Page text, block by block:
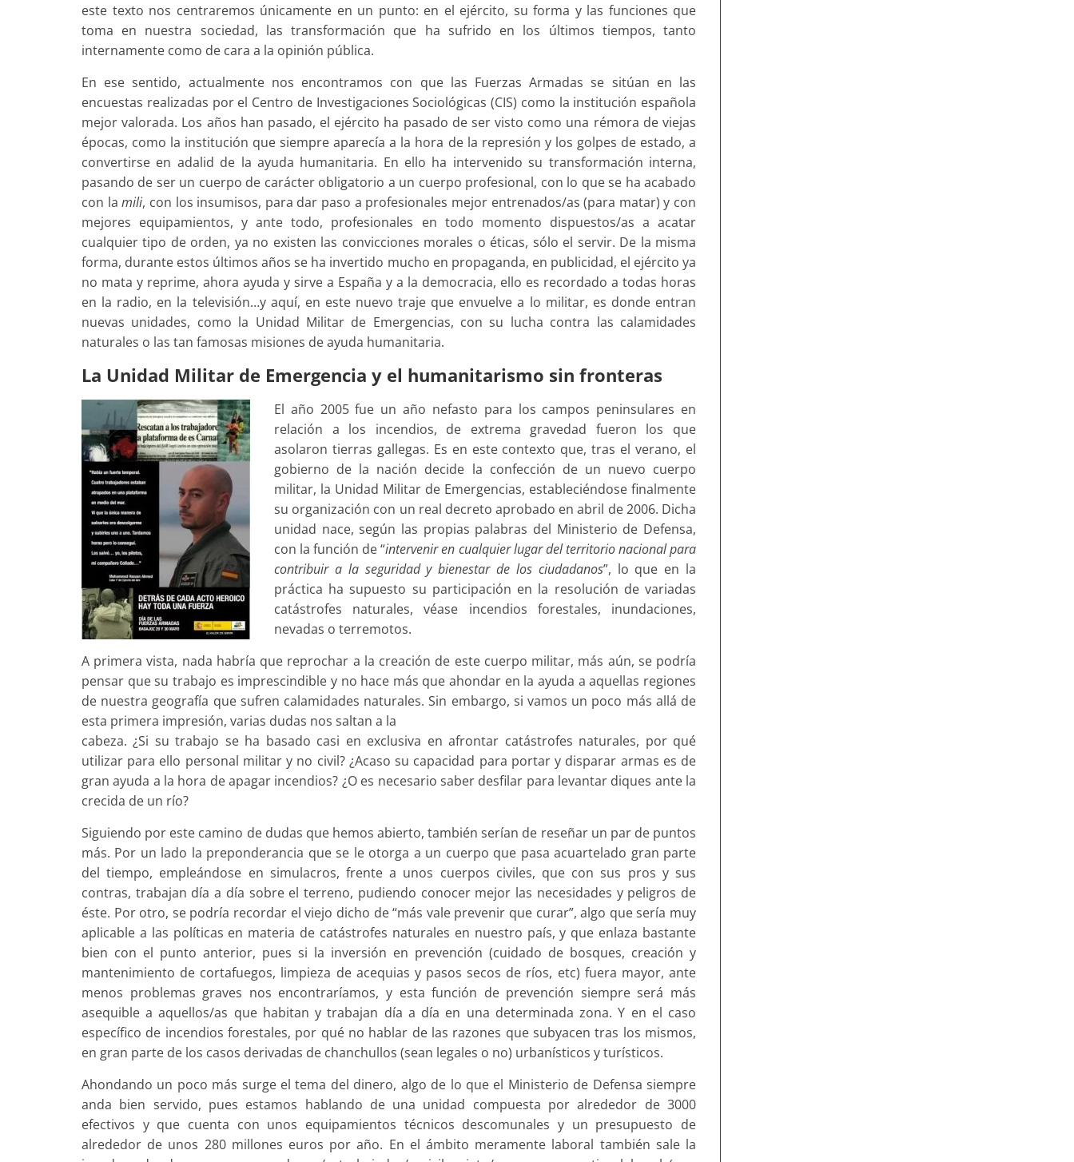
este texto nos centraremos únicamente en un punto: en el ejército, su forma y las funciones que
toma en nuestra sociedad, las transformación que ha sufrido en los últimos tiempos, tanto
internamente como de cara a la opinión pública.
En ese sentido, actualmente nos encontramos con que las Fuerzas Armadas se sitúan en las
encuestas realizadas por el Centro de Investigaciones Sociológicas (CIS) como la institución española
mejor valorada. Los años han pasado, el ejército ha pasado de ser visto como una rémora de viejas
épocas, como la institución que siempre aparecía a la hora de la represión y los golpes de estado, a
convertirse en adalid de la ayuda humanitaria. En ello ha intervenido su transformación interna,
pasando de ser un cuerpo de carácter obligatorio a un cuerpo profesional, con lo que se ha acabado
con lamili, con los insumisos, para dar paso a profesionales mejor entrenados/as (para matar) y con
mejores equipamientos, y ante todo, profesionales en todo momento dispuestos/as a acatar
cualquier tipo de orden, ya no existen las convicciones morales o éticas, sólo el servir. De la misma
forma, durante estos últimos años se ha invertido mucho en propaganda, en publicidad, el ejército ya
no mata y reprime, ahora ayuda y sirve a España y a la democracia, ello es recordado a todas horas
en la radio, en la televisión…y aquí, en este nuevo traje que envuelve a lo militar, es donde entran
nuevas unidades, como la Unidad Militar de Emergencias, con su lucha contra las calamidades
naturales o las tan famosas misiones de ayuda humanitaria.
La Unidad Militar de Emergencia y el humanitarismo sin fronteras
El año 2005 fue un año nefasto para los campos peninsulares en
relación a los incendios, de extrema gravedad fueron los que
asolaron tierras gallegas. Es en este contexto que, tras el verano, el
gobierno de la nación decide la confección de un nuevo cuerpo
militar, la Unidad Militar de Emergencias, estableciéndose finalmente
su organización con un real decreto aprobado en abril de 2006. Dicha
unidad nace, según las propias palabras del Ministerio de Defensa,
con la función de “intervenir en cualquier lugar del territorio nacional para
contribuir a la seguridad y bienestar de los ciudadanos”, lo que en la
práctica ha supuesto su participación en la resolución de variadas
catástrofes naturales, véase incendios forestales, inundaciones,
nevadas o terremotos.
A primera vista, nada habría que reprochar a la creación de este cuerpo militar, más aún, se podría
pensar que su trabajo es imprescindible y no hace más que ahondar en la ayuda a aquellas regiones
de nuestra geografía que sufren calamidades naturales. Sin embargo, si vamos un poco más allá de
esta primera impresión, varias dudas nos saltan a la
cabeza. ¿Si su trabajo se ha basado casi en exclusiva en afrontar catástrofes naturales, por qué
utilizar para ello personal militar y no civil? ¿Acaso su capacidad para portar y disparar armas es de
gran ayuda a la hora de apagar incendios? ¿O es necesario saber desfilar para levantar diques ante la
crecida de un río?
Siguiendo por este camino de dudas que hemos abierto, también serían de reseñar un par de puntos
más. Por un lado la preponderancia que se le otorga a un cuerpo que pasa acuartelado gran parte
del tiempo, empleándose en simulacros, frente a unos cuerpos civiles, que con sus pros y sus
contras, trabajan día a día sobre el terreno, pudiendo conocer mejor las necesidades y peligros de
éste. Por otro, se podría recordar el viejo dicho de “más vale prevenir que curar”, algo que sería muy
aplicable a las políticas en materia de catástrofes naturales en nuestro país, y que enlaza bastante
bien con el punto anterior, pues si la inversión en prevención (cuidado de bosques, creación y
mantenimiento de cortafuegos, limpieza de acequias y pasos secos de ríos, etc) fuera mayor, ante
menos problemas graves nos encontraríamos, y esta función de prevención siempre será más
asequible a aquellos/as que habitan y trabajan día a día en una determinada zona. Y en el caso
específico de incendios forestales, por qué no hablar de las razones que subyacen tras los mismos,
en gran parte de los casos derivadas de chanchullos (sean legales o no) urbanísticos y turísticos.
Ahondando un poco más surge el tema del dinero, algo de lo que el Ministerio de Defensa siempre
anda bien servido, pues estamos hablando de una unidad compuesta por alrededor de 3000
efectivos y que cuenta con unos equipamientos técnicos descomunales y un presupuesto de
alrededor de unos 280 millones euros por año. En el ámbito meramente laboral también sale la